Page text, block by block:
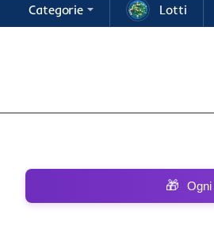
Categorie Lotti
🎁 Ogni